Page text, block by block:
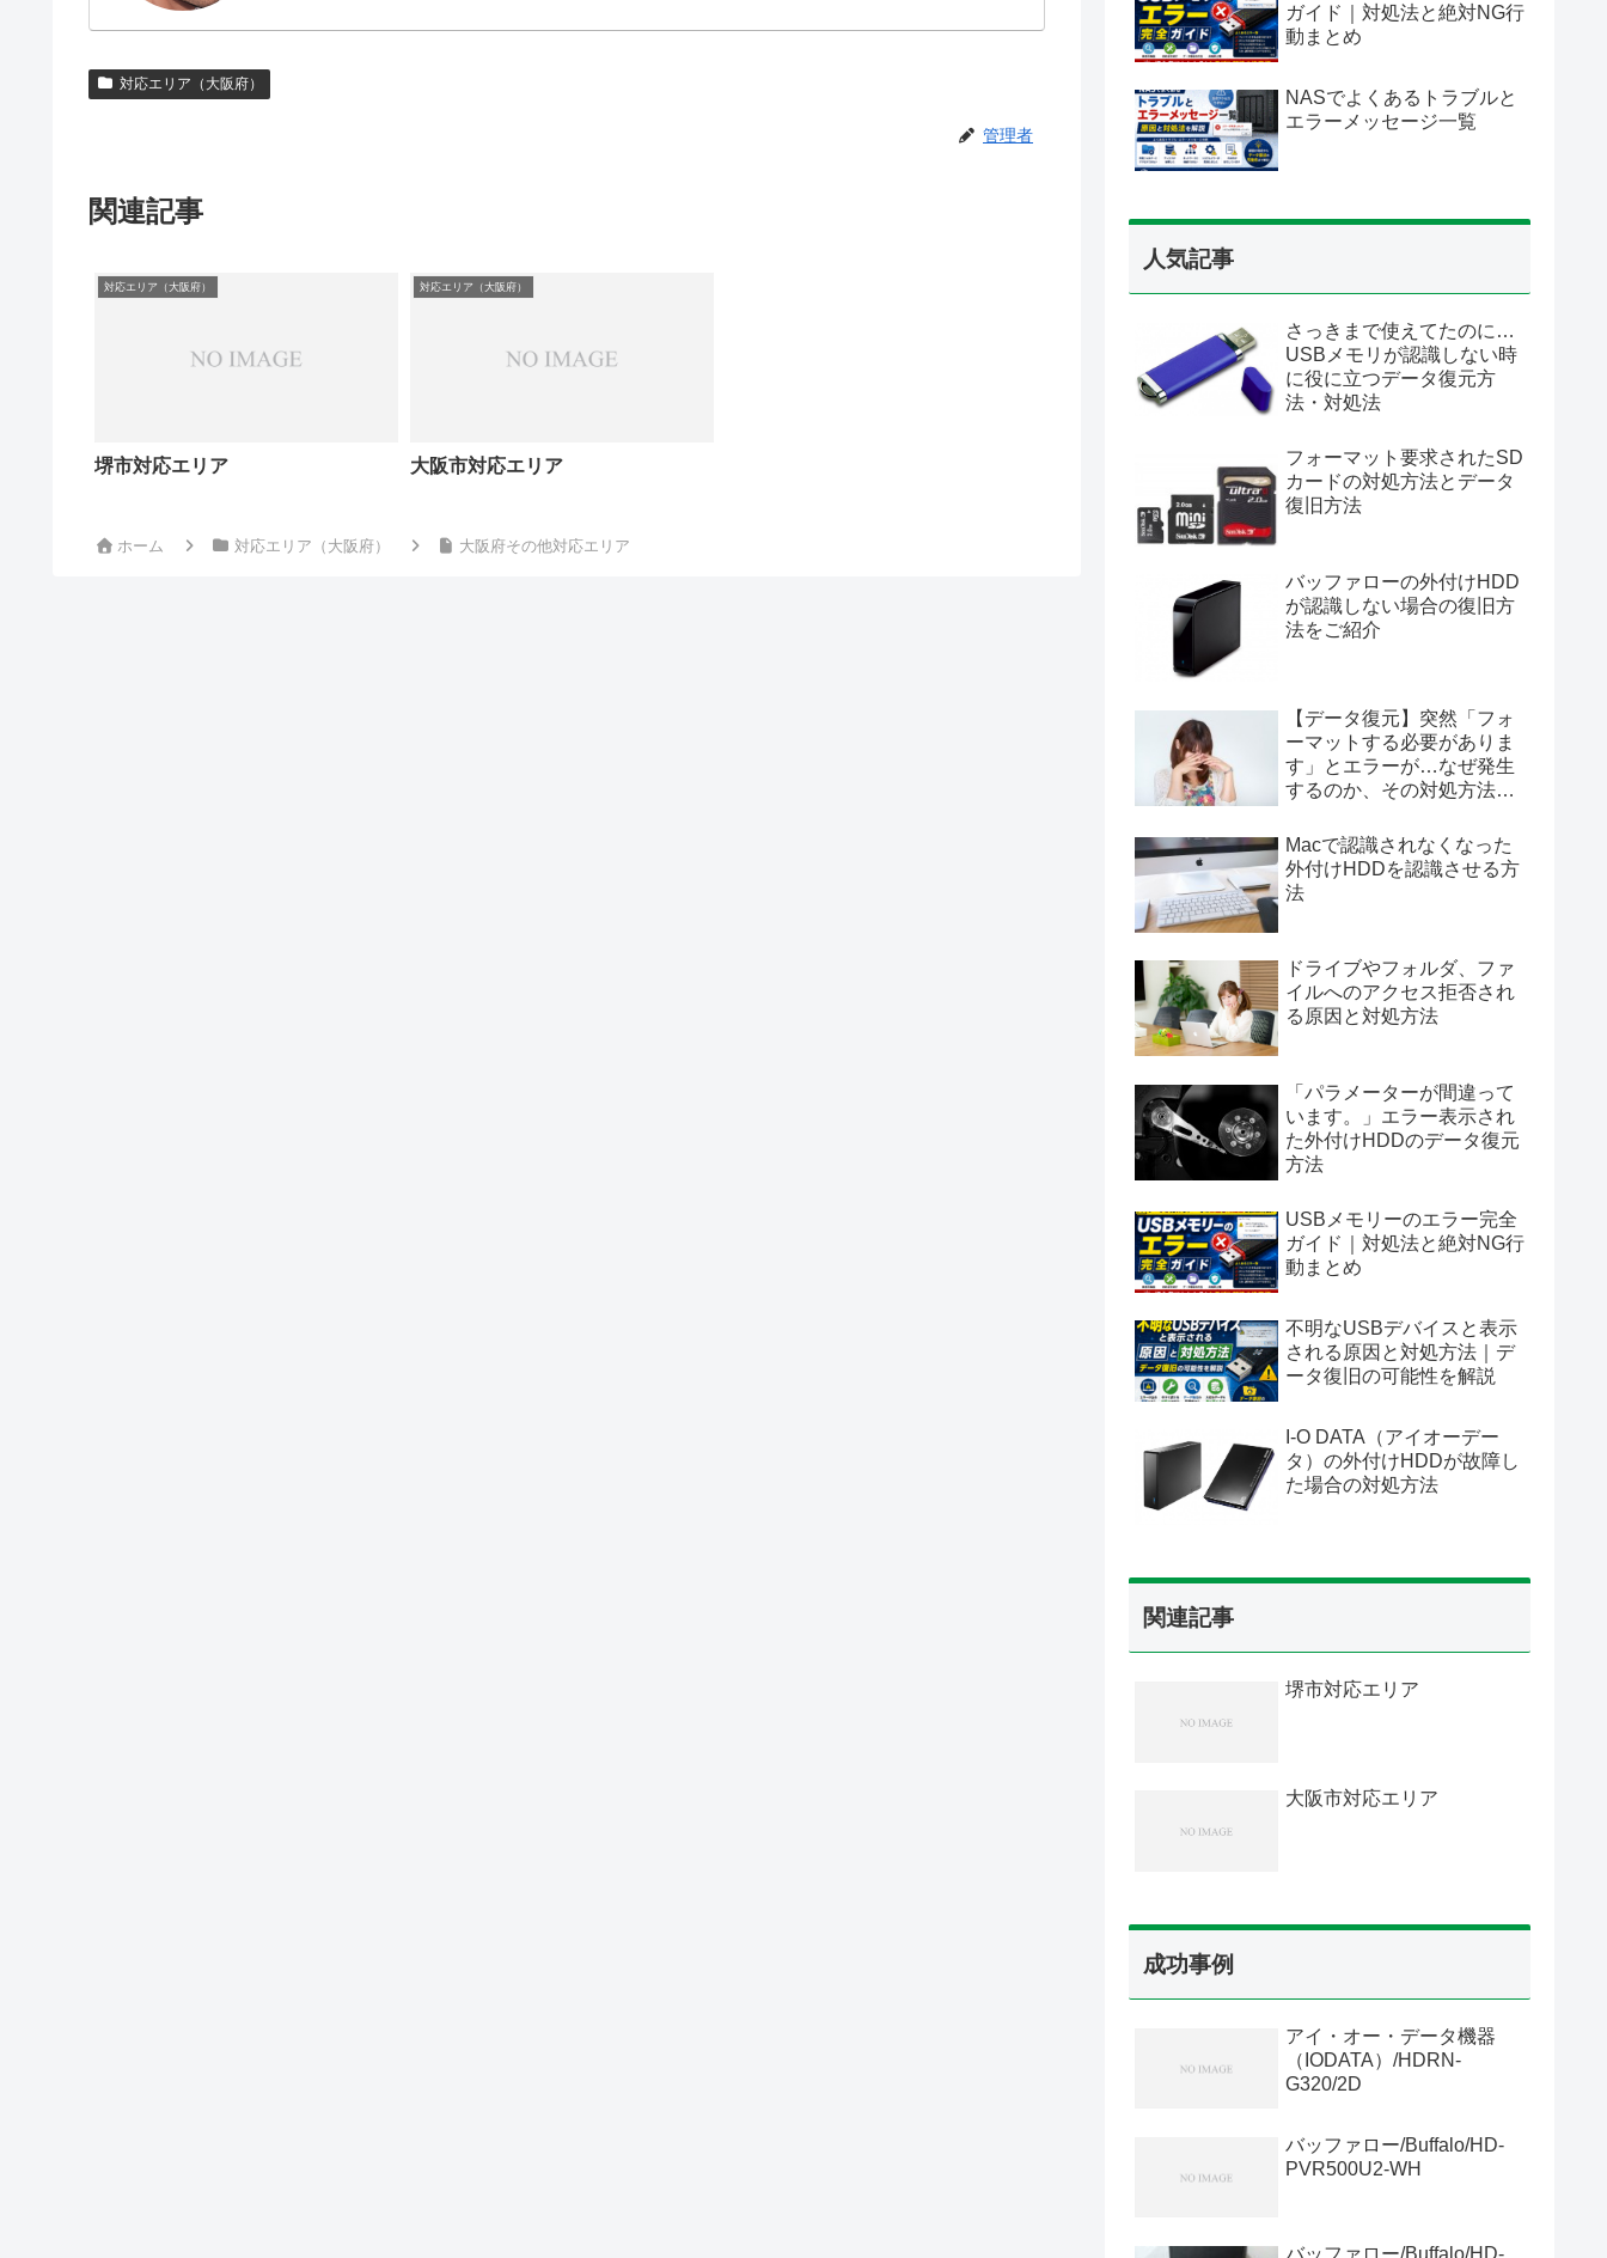
対応エリア（大阪府）
管理者
関連記事
対応エリア（大阪府）
堺市対応エリア
対応エリア（大阪府）
大阪市対応エリア
ホーム 対応エリア（大阪府） 大阪府その他対応エリア
ガイド｜対処法と絶対NG行
動まとめ
NASでよくあるトラブルと
エラーメッセージ一覧
人気記事
さっきまで使えてたのに…
USBメモリが認識しない時
に役に立つデータ復元方
法・対処法
フォーマット要求されたSD
カードの対処方法とデータ
復旧方法
バッファローの外付けHDD
が認識しない場合の復旧方
法をご紹介
【データ復元】突然「フォ
ーマットする必要がありま
す」とエラーが…なぜ発生
するのか、その対処方法と
Macで認識されなくなった
外付けHDDを認識させる方
法
ドライブやフォルダ、ファ
イルへのアクセス拒否され
る原因と対処方法
「パラメーターが間違って
います。」エラー表示され
た外付けHDDのデータ復元
方法
USBメモリーのエラー完全
ガイド｜対処法と絶対NG行
動まとめ
不明なUSBデバイスと表示
される原因と対処方法｜デ
ータ復旧の可能性を解説
I-O DATA（アイオーデー
タ）の外付けHDDが故障し
た場合の対処方法
関連記事
堺市対応エリア
大阪市対応エリア
成功事例
アイ・オー・データ機器
（IODATA）/HDRN-
G320/2D
バッファロー/Buffalo/HD-
PVR500U2-WH
バッファロー/Buffalo/HD-